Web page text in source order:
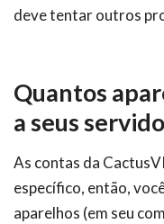
deve tentar outros
Quantos
a seus
As contas da
específico, então,
aparelhos (em seu